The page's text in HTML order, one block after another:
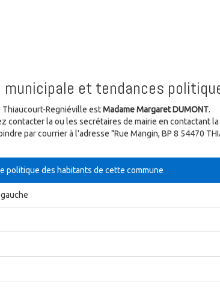
municipale et tendances
Thiaucourt-Regniéville estMadame Margaret DUMONT.
contacter la ou les secrétaires de mairie en contactant la
par courrier à l'adresse "Rue Mangin, BP 8 54470
politique des habitants de cette commune